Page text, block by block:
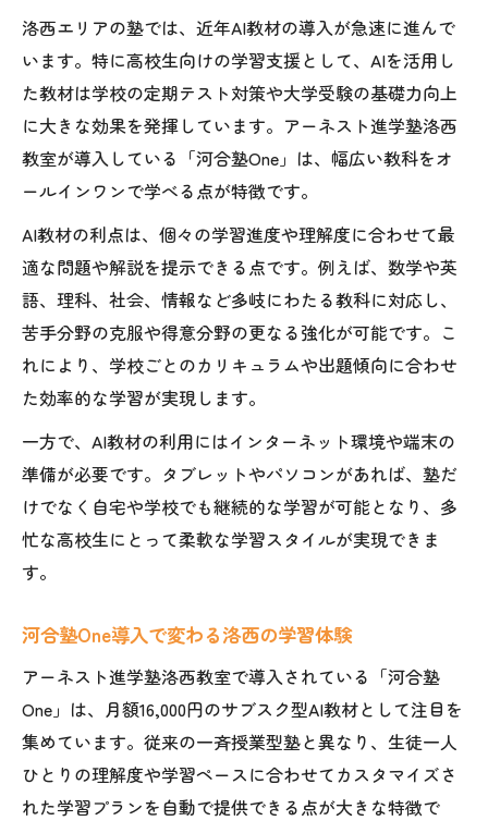
洛西エリアの塾では、近年AI教材の導入が急速に進んで
います。特に高校生向けの学習支援として、AIを活用し
た教材は学校の定期テスト対策や大学受験の基礎力向上
に大きな効果を発揮しています。アーネスト進学塾洛西
教室が導入している「河合塾One」は、幅広い教科をオ
ールインワンで学べる点が特徴です。
AI教材の利点は、個々の学習進度や理解度に合わせて最
適な問題や解説を提示できる点です。例えば、数学や英
語、理科、社会、情報など多岐にわたる教科に対応し、
苦手分野の克服や得意分野の更なる強化が可能です。こ
れにより、学校ごとのカリキュラムや出題傾向に合わせ
た効率的な学習が実現します。
一方で、AI教材の利用にはインターネット環境や端末の
準備が必要です。タブレットやパソコンがあれば、塾だ
けでなく自宅や学校でも継続的な学習が可能となり、多
忙な高校生にとって柔軟な学習スタイルが実現できま
す。
河合塾One導入で変わる洛西の学習体験
アーネスト進学塾洛西教室で導入されている「河合塾
One」は、月額16,000円のサブスク型AI教材として注目を
集めています。従来の一斉授業型塾と異なり、生徒一人
ひとりの理解度や学習ペースに合わせてカスタマイズさ
れた学習プランを自動で提供できる点が大きな特徴で